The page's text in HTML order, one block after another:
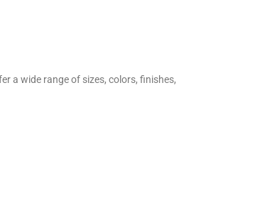
a wide range of sizes, colors, finishes,